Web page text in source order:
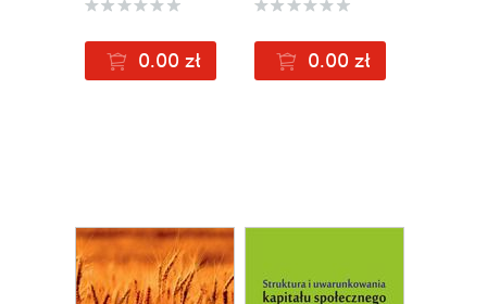
Experiences
0.00 zł
społeczne
0.00 zł